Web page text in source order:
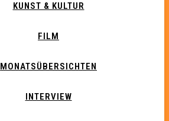
KUNST & KULTUR
FILM
MONATSÜBERSICHTEN
INTERVIEW